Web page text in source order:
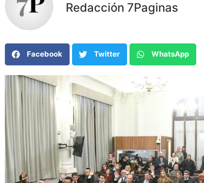
Redacción 7Paginas
Facebook Twitter WhatsApp